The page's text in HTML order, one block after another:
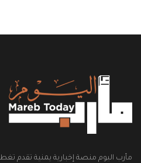
مأرب اليوم منصة إخبارية يمنية تقدم